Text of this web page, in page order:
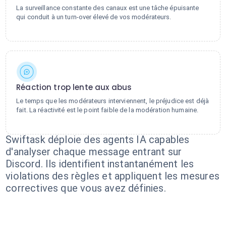
La surveillance constante des canaux est une tâche épuisante
qui conduit à un turn-over élevé de vos modérateurs.
Réaction trop lente aux abus
Le temps que les modérateurs interviennent, le préjudice est déjà
fait. La réactivité est le point faible de la modération humaine.
Swiftask déploie des agents IA capables
d'analyser chaque message entrant sur
Discord. Ils identifient instantanément les
violations des règles et appliquent les mesures
correctives que vous avez définies.